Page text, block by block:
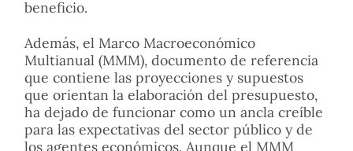
beneficio.
Además, el Marco Macroeconómico
Multianual (MMM), documento de referencia
que contiene las proyecciones y supuestos
que orientan la elaboración del presupuesto,
ha dejado de funcionar como un ancla creíble
para las expectativas del sector público y de
los agentes económicos. Aunque el MMM